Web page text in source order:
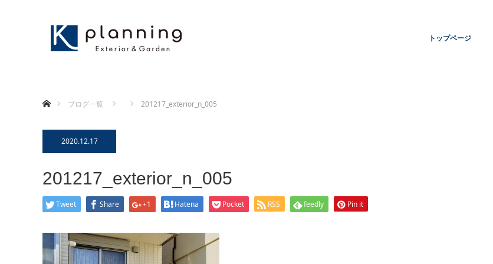
トップページ
ブログ一覧
201217_exterior_n_005
2020.12.17
201217_exterior_n_005
Tweet Share +1 Hatena Pocket RSS feedly Pin it